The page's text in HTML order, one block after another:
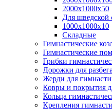
2000х1000х50
Для шведской
1000х1000х10
Складные
Гимнастические
Гимнастические
Грибки
Дорожки для разбега
Жерди для
Ковры и покрытия
Кольца
Крепления